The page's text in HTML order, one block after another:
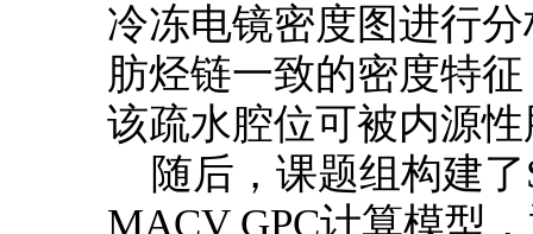
冷冻电镜密度图进行
肪烃链一致的密度特
该疏水腔位可被内源
随后，课题组构建
MACV GPC计算模型